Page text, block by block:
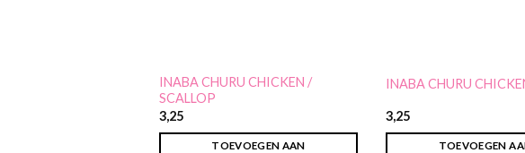
INABA CHURU CHICKEN /
SCALLOP
3,25
TOEVOEGEN AAN
INABA CHURU
3,25
TOEVOEGEN